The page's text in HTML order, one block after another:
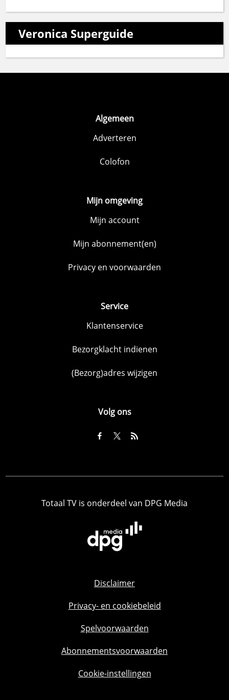
Veronica Superguide
Algemeen
Adverteren
Colofon
Mijn omgeving
Mijn account
Mijn abonnement(en)
Privacy en voorwaarden
Service
Klantenservice
Bezorgklacht indienen
(Bezorg)adres wijzigen
Volg ons
Totaal TV is onderdeel van DPG Media
Disclaimer
Privacy- en cookiebeleid
Spelvoorwaarden
Abonnementsvoorwaarden
Cookie-instellingen